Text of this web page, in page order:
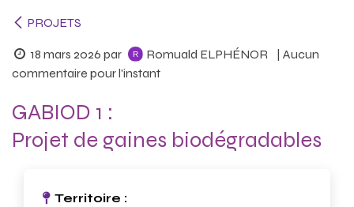
PROJETS
18 mars 2026 par Romuald ELPHÉNOR
| Aucun
commentaire pour l'instant
GABIOD 1 :
Projet de gaines biodégradables
Territoire :